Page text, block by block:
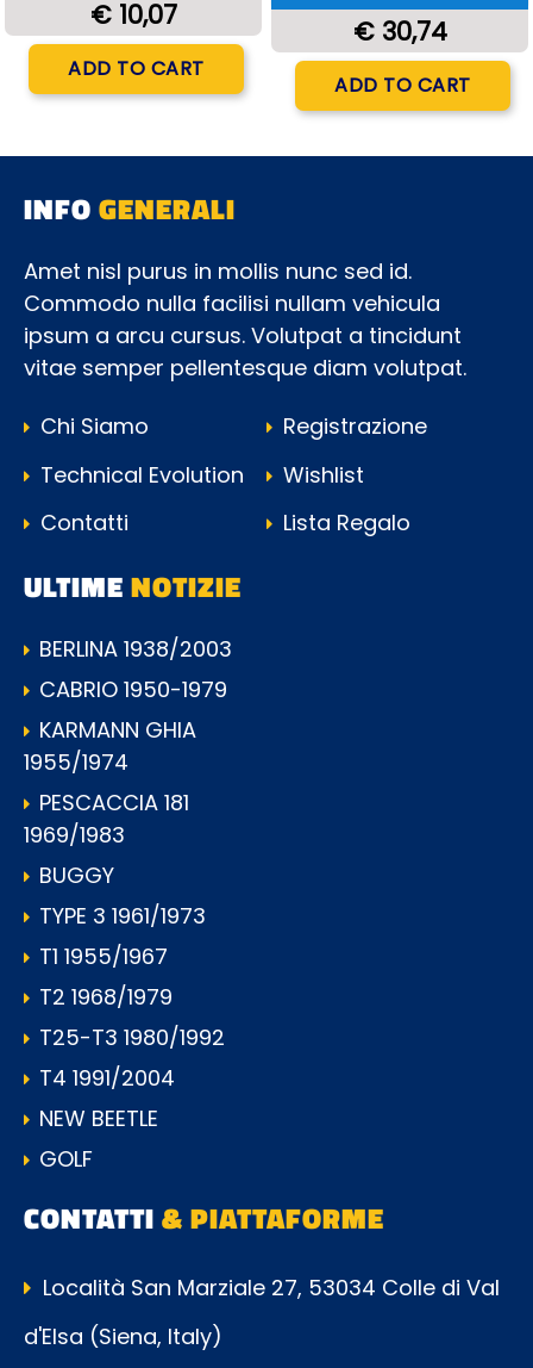
€ 10,07
Quantity
ADD TO CART
€ 30,74
ADD TO CART
INFOGENERALI
Amet nisl purus in mollis nunc sed id.
Commodo nulla facilisi nullam vehicula
ipsum a arcu cursus. Volutpat a tincidunt
vitae semper pellentesque diam volutpat.
Chi Siamo
Technical Evolution
Contatti
Registrazione
Wishlist
Lista Regalo
ULTIMENOTIZIE
BERLINA 1938/2003
CABRIO 1950-1979
KARMANN GHIA
1955/1974
PESCACCIA 181
1969/1983
BUGGY
TYPE 3 1961/1973
T1 1955/1967
T2 1968/1979
T25-T3 1980/1992
T4 1991/2004
NEW BEETLE
GOLF
CONTATTI& PIATTAFORME
Località San Marziale 27, 53034 Colle di Val
d'Elsa (Siena, Italy)